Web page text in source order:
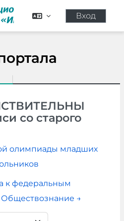
Вход
со старого
олимпиады младших
к федеральным
→